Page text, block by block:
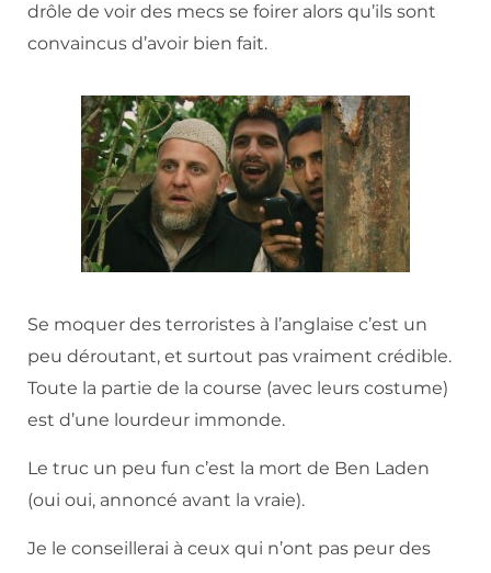
drôle de voir des mecs se foirer alors qu’ils sont
convaincus d’avoir bien fait.
Se moquer des terroristes à l’anglaise c’est un
peu déroutant, et surtout pas vraiment crédible.
Toute la partie de la course (avec leurs costume)
est d’une lourdeur immonde.
Le truc un peu fun c’est la mort de Ben Laden
(oui oui, annoncé avant la vraie).
Je le conseillerai à ceux qui n’ont pas peur des